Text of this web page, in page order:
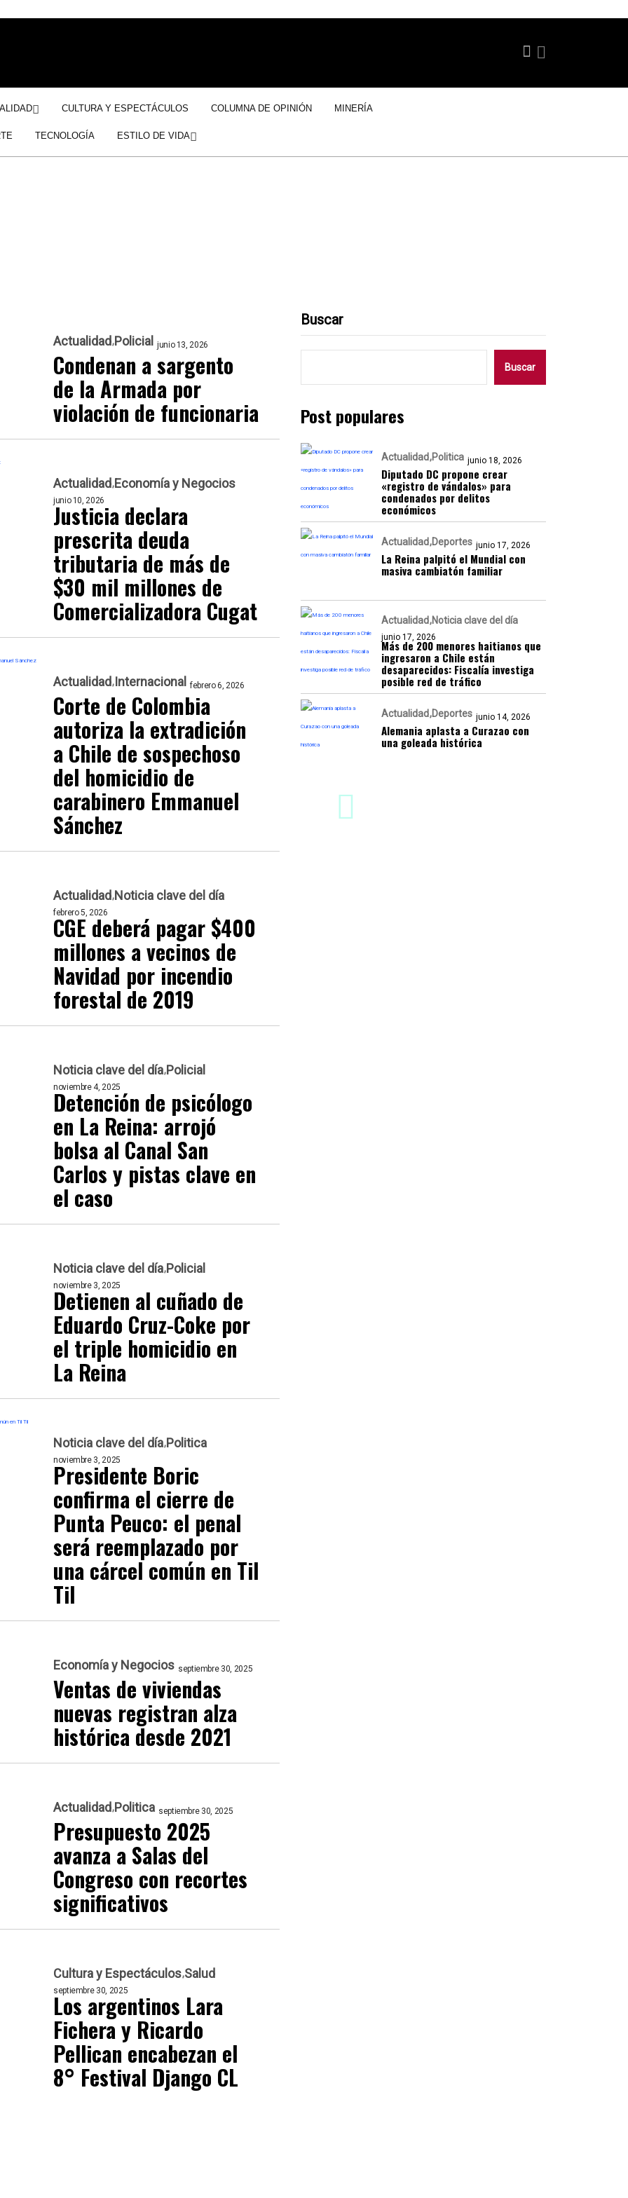
CULTURA Y ESPECTÁCULOS COLUMNA DE OPINIÓN MINERÍA
TECNOLOGÍA ESTILO DE VIDA
Actualidad Policial junio 13, 2026
Condenan a sargento
de la Armada por
violación de funcionaria
Actualidad Economía y Negocios
junio 10, 2026
Justicia declara
prescrita deuda
tributaria de más de
$30 mil millones de
Comercializadora Cugat
Actualidad Internacional febrero 6, 2026
Corte de Colombia
autoriza la extradición
a Chile de sospechoso
del homicidio de
carabinero Emmanuel
Sánchez
Actualidad Noticia clave del día
febrero 5, 2026
CGE deberá pagar $400
millones a vecinos de
Navidad por incendio
forestal de 2019
Noticia clave del día Policial
noviembre 4, 2025
Detención de psicólogo
en La Reina: arrojó
bolsa al Canal San
Carlos y pistas clave en
el caso
Noticia clave del día Policial
noviembre 3, 2025
Detienen al cuñado de
Eduardo Cruz-Coke por
el triple homicidio en
La Reina
Noticia clave del día Politica
noviembre 3, 2025
Presidente Boric
confirma el cierre de
Punta Peuco: el penal
será reemplazado por
una cárcel común en Til
Til
Economía y Negocios septiembre 30, 2025
Ventas de viviendas
nuevas registran alza
histórica desde 2021
Actualidad Politica septiembre 30, 2025
Presupuesto 2025
avanza a Salas del
Congreso con recortes
significativos
Cultura y Espectáculos Salud
septiembre 30, 2025
Los argentinos Lara
Fichera y Ricardo
Pellican encabezan el
8° Festival Django CL
Buscar
Buscar
Post populares
Actualidad Politica junio 18, 2026
Diputado DC propone crear
«registro de vándalos» para
condenados por delitos
económicos
Actualidad Deportes junio 17, 2026
La Reina palpitó el Mundial con
masiva cambiatón familiar
Actualidad Noticia clave del día
junio 17, 2026
Más de 200 menores haitianos que
ingresaron a Chile están
desaparecidos: Fiscalía investiga
posible red de tráfico
Actualidad Deportes junio 14, 2026
Alemania aplasta a Curazao con
una goleada histórica